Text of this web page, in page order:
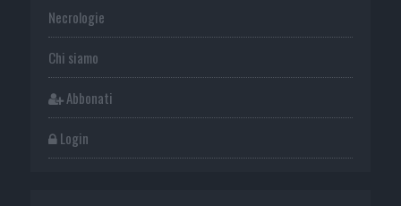
Necrologie
Chi siamo
Abbonati
Login